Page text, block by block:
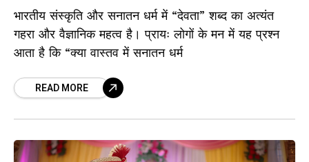
भारतीय संस्कृति और सनातन धर्म में “देवता” शब्द का अत्यंत
गहरा और वैज्ञानिक महत्व है। प्रायः लोगों के मन में यह प्रश्न
आता है कि “क्या वास्तव में सनातन धर्म
READ MORE